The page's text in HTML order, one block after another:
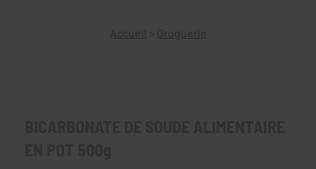
Accueil > Droguerie